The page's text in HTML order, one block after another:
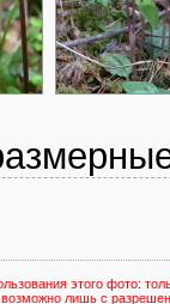
этого фото:
возможно лишь с